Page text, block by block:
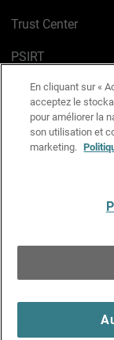
Trust Center
PSIRT
Avis sur les
Politique de
Charte Graphique
En cliquant sur «
acceptez le
pour améliorer la
son utilisation et
marketing.